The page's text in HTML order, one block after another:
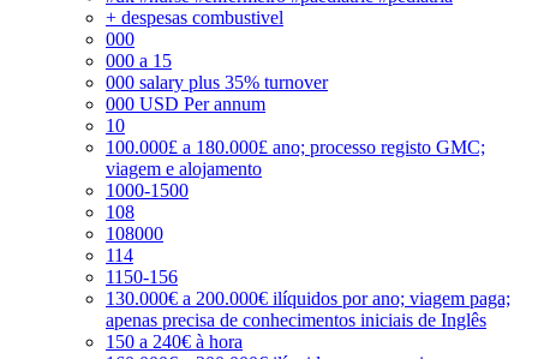
+ despesas combustivel
000
000 a 15
000 salary plus 35% turnover
000 USD Per annum
10
100.000£ a 180.000£ ano; processo registo GMC;
viagem e alojamento
1000-1500
108
108000
114
1150-156
130.000€ a 200.000€ ilíquidos por ano; viagem paga;
apenas precisa de conhecimentos iniciais de Inglês
150 a 240€ à hora